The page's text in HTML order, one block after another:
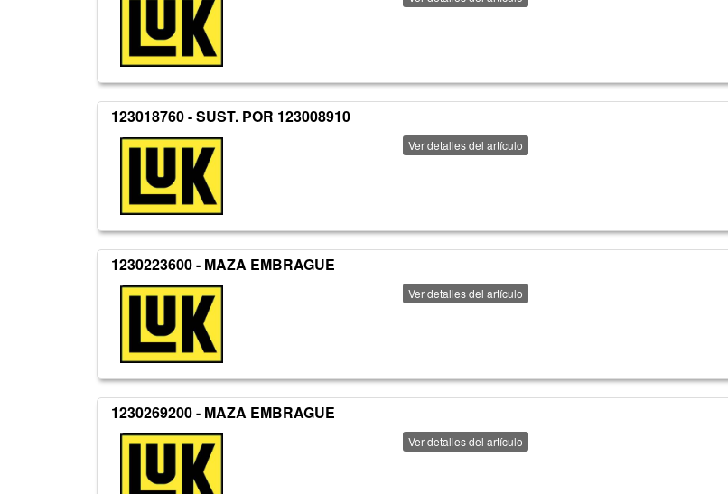
123018760 - SUST. POR 123008910
Ver detalles del artículo
1230223600 - MAZA EMBRAGUE
Ver detalles del artículo
1230269200 - MAZA EMBRAGUE
Ver detalles del artículo